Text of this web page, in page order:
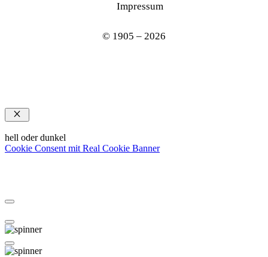
Impressum
© 1905 – 2026
Schließen
hell oder dunkel
Cookie Consent mit Real Cookie Banner